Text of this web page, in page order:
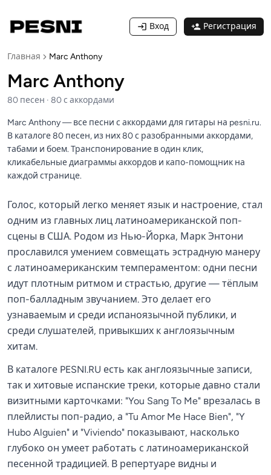
Вход Регистрация
Главная Marc Anthony
Marc Anthony
80 песен · 80с аккордами
Marc Anthony — все песни с аккордами для гитары на pesni.ru.
В каталоге 80 песен, из них 80 с разобранными аккордами,
табами и боем. Транспонирование в один клик,
кликабельные диаграммы аккордов и капо-помощник на
каждой странице.
Голос, который легко меняет язык и настроение, стал
одним из главных лиц латиноамериканской поп-
сцены в США. Родом из Нью-Йорка, Марк Энтони
прославился умением совмещать эстрадную манеру
с латиноамериканским темпераментом: одни песни
идут плотным ритмом и страстью, другие — тёплым
поп-балладным звучанием. Это делает его
узнаваемым и среди испаноязычной публики, и
среди слушателей, привыкших к англоязычным
хитам.
В каталоге PESNI.RU есть как англоязычные записи,
так и хитовые испанские треки, которые давно стали
визитными карточками: "You Sang To Me" врезалась в
плейлисты поп-радио, а "Tu Amor Me Hace Bien", "Y
Hubo Alguien" и "Viviendo" показывают, насколько
глубоко он умеет работать с латиноамериканской
песенной традицией. В репертуаре видны и